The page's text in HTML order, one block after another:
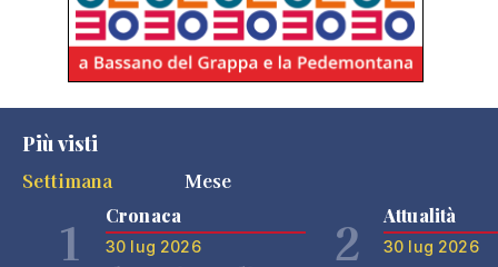
Più visti
Settimana
Mese
1 Cronaca
30 lug 2026 2 Attualità
30 lug 2026